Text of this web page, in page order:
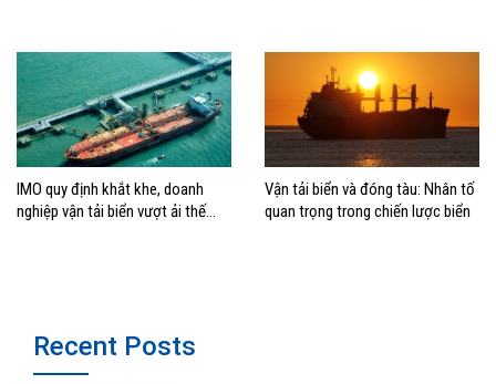
IMO quy định khắt khe, doanh
nghiệp vận tải biển vượt ải thế
Vận tải biển và đóng tàu: Nhân tố
quan trọng trong chiến lược biển
Recent Posts